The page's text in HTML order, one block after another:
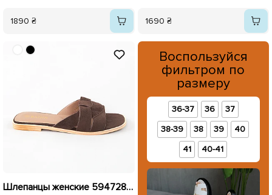
1890 ₴ 1690 ₴
Шлепанцы женские 594728 Коричневые.
Воспользуйся
фильтром по
размеру
36-37 36
37
38-39
38 39
40
41
40-41